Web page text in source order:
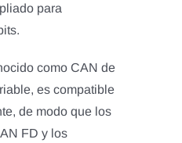
para
como CAN de
es compatible
de modo que los
FD y los